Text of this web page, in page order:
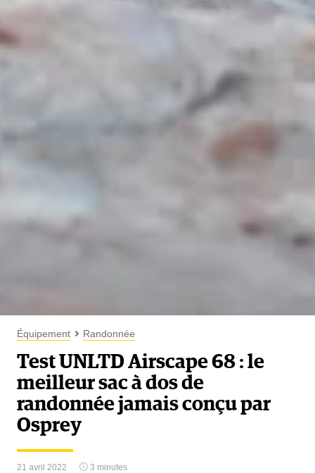
Équipement Randonnée
Test UNLTD Airscape 68 : le
meilleur sac à dos de
randonnée jamais conçu par
Osprey
21 avril 2022 3 minutes